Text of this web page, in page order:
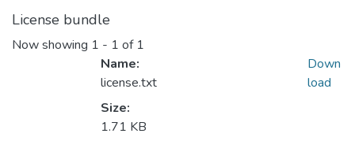
License bundle
Now showing 1 - 1 of 1
Name:
license.txt
Size:
1.71 KB
Down
load